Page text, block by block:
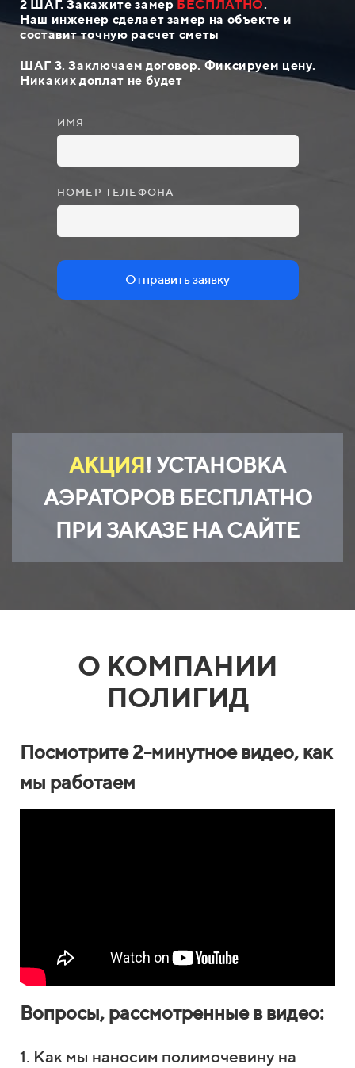
2 ШАГ. Закажите замер БЕСПЛАТНО.
Наш инженер сделает замер на объекте и
составит точную расчет сметы
ШАГ 3.Заключаем договор. Фиксируем цену.
Никаких доплат не будет
ИМЯ
НОМЕР ТЕЛЕФОНА
Отправить заявку
АКЦИЯ! УСТАНОВКА
АЭРАТОРОВ БЕСПЛАТНО
ПРИ ЗАКАЗЕ НА САЙТЕ
О КОМПАНИИ
ПОЛИГИД
Посмотрите 2-минутное видео, как
мы работаем
Вопросы, рассмотренные в видео:
1. Как мы наносим полимочевину на